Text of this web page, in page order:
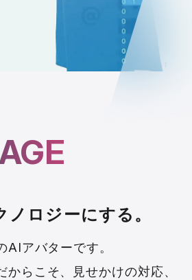
ノロジーにする。
AIアバターです。
からこそ、見せかけの対応、